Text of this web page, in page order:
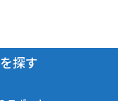
探す